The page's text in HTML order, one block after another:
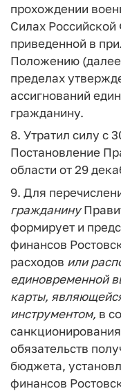
прохождении
Силах
приведенной в
Положению (далее
пределах
ассигнований
гражданину.
8. Утратил силу с
Постановление
области от 29
9. Для
гражданину
формирует и
финансов
расходов или
единовременной
карты,
инструментом, в
обязательств
бюджета,
финансов